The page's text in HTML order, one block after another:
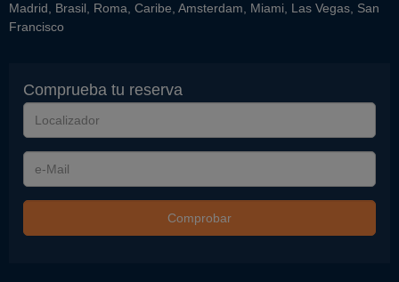
Madrid Brasil Roma Caribe Amsterdam Miami Las Vegas San
Francisco
Comprueba tu reserva
Localizador
e-
Mail
Comprobar